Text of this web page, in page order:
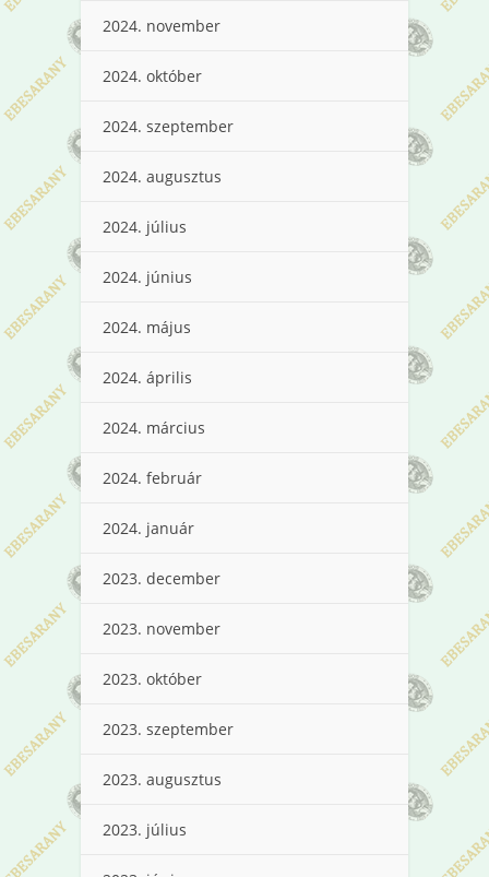
2024. november
2024. október
2024. szeptember
2024. augusztus
2024. július
2024. június
2024. május
2024. április
2024. március
2024. február
2024. január
2023. december
2023. november
2023. október
2023. szeptember
2023. augusztus
2023. július